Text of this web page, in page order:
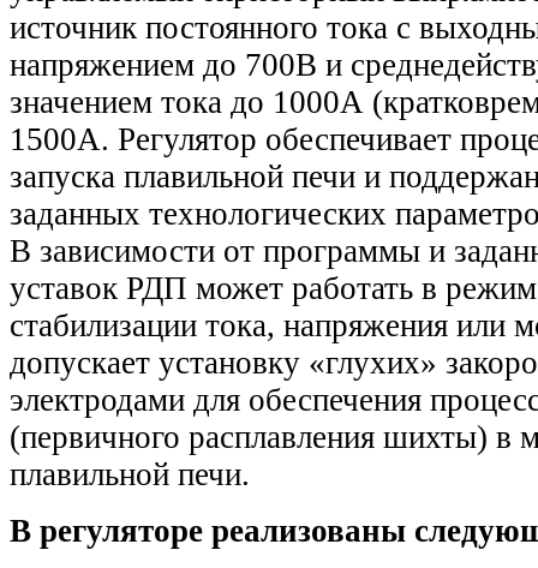
источник постоянного тока с
напряжением до 700В и
значением тока до 1000А
1500А. Регулятор обеспечивает
запуска плавильной печи и
заданных технологических
В зависимости от программы и
уставок РДП может работать в
стабилизации тока, напряжения или
допускает установку «глухих»
электродами для обеспечения
(первичного расплавления шихты) в
плавильной печи.
В регуляторе реализованы